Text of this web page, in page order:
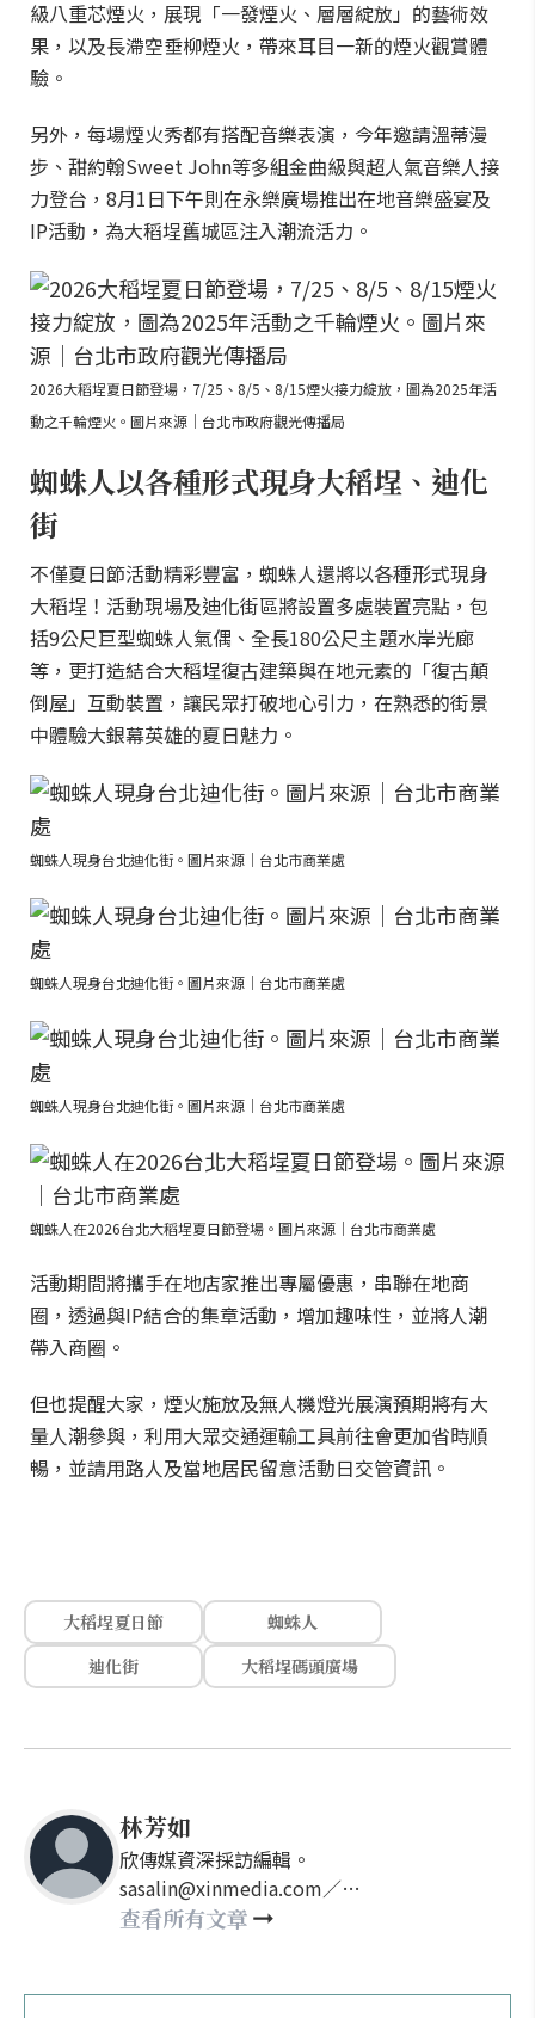
級八重芯煙火，展現「一發煙火、層層綻放」的藝術效
果，以及長滯空垂柳煙火，帶來耳目一新的煙火觀賞體
驗。
另外，每場煙火秀都有搭配音樂表演，今年邀請溫蒂漫
步、甜約翰Sweet John等多組金曲級與超人氣音樂人接
力登台，8月1日下午則在永樂廣場推出在地音樂盛宴及
IP活動，為大稻埕舊城區注入潮流活力。
2026大稻埕夏日節登場，7/25、8/5、8/15煙火接力綻放，圖為2025年活
動之千輪煙火。圖片來源｜台北市政府觀光傳播局
蜘蛛人以各種形式現身大稻埕、迪化
街
不僅夏日節活動精彩豐富，蜘蛛人還將以各種形式現身
大稻埕！活動現場及迪化街區將設置多處裝置亮點，包
括9公尺巨型蜘蛛人氣偶、全長180公尺主題水岸光廊
等，更打造結合大稻埕復古建築與在地元素的「復古顛
倒屋」互動裝置，讓民眾打破地心引力，在熟悉的街景
中體驗大銀幕英雄的夏日魅力。
蜘蛛人現身台北迪化街。圖片來源｜台北市商業處
蜘蛛人現身台北迪化街。圖片來源｜台北市商業處
蜘蛛人現身台北迪化街。圖片來源｜台北市商業處
蜘蛛人在2026台北大稻埕夏日節登場。圖片來源｜台北市商業處
活動期間將攜手在地店家推出專屬優惠，串聯在地商
圈，透過與IP結合的集章活動，增加趣味性，並將人潮
帶入商圈。
但也提醒大家，煙火施放及無人機燈光展演預期將有大
量人潮參與，利用大眾交通運輸工具前往會更加省時順
暢，並請用路人及當地居民留意活動日交管資訊。
大稻埕夏日節
蜘蛛人
迪化街
大稻埕碼頭廣場
林芳如
欣傳媒資深採訪編輯。
sasalin@xinmedia.com／
happy21917@gmail.com
查看所有文章